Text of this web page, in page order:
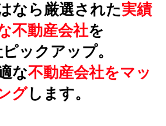
なら厳選された実績
不動産会社を
ックアップ。
な不動産会社をマッ
グします。